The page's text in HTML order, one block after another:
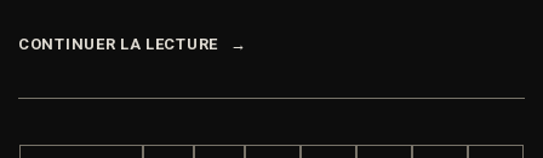
CONTINUER LA LECTURE